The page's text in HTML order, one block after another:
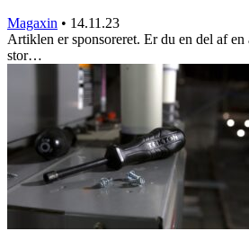
Magaxin • 14.11.23
Artiklen er sponsoreret. Er du en del af
stor…